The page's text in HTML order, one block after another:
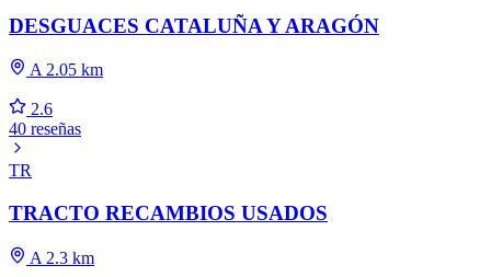
DESGUACES CATALUÑA Y ARAGÓN
A 2.05 km
2.6
40 reseñas
TR
TRACTO RECAMBIOS USADOS
A 2.3 km